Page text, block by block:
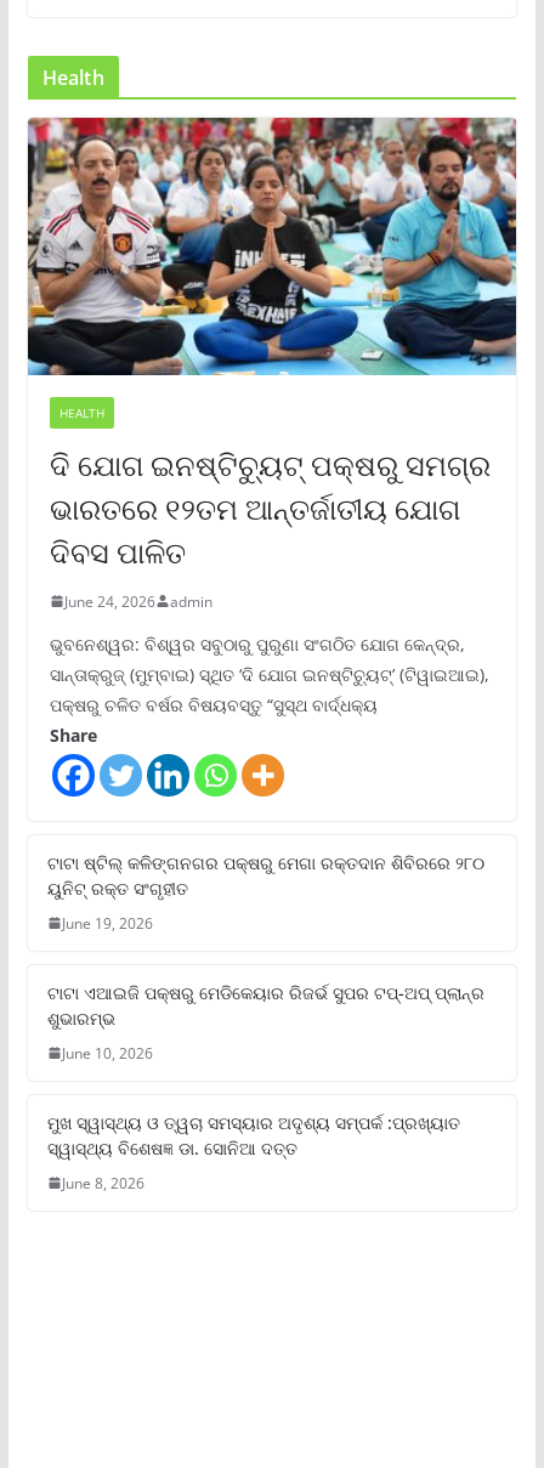
Health
HEALTH
ଦି ଯୋଗ ଇନଷ୍ଟିଚ୍ୟୁଟ୍ ପକ୍ଷରୁ ସମଗ୍ର
ଭାରତରେ ୧୨ତମ ଆନ୍ତର୍ଜାତୀୟ ଯୋଗ
ଦିବସ ପାଳିତ
June 24, 2026 admin
ଭୁବନେଶ୍ୱର: ବିଶ୍ୱର ସବୁଠାରୁ ପୁରୁଣା ସଂଗଠିତ ଯୋଗ କେନ୍ଦ୍ର,
ସାନ୍ତାକ୍ରୁଜ୍ (ମୁମ୍ବାଇ) ସ୍ଥିତ ‘ଦି ଯୋଗ ଇନଷ୍ଟିଚ୍ୟୁଟ୍‌’ (ଟିୱାଇଆଇ),
ପକ୍ଷରୁ ଚଳିତ ବର୍ଷର ବିଷୟବସ୍ତୁ “ସୁସ୍ଥ ବାର୍ଦ୍ଧକ୍ୟ
Share
ଟାଟା ଷ୍ଟିଲ୍‌ କଳିଙ୍ଗନଗର ପକ୍ଷରୁ ମେଗା ରକ୍ତଦାନ ଶିବିରରେ ୨୮୦
ୟୁନିଟ୍‌ ରକ୍ତ ସଂଗୃହୀତ
June 19, 2026
ଟାଟା ଏଆଇଜି ପକ୍ଷରୁ ମେଡିକେୟାର ରିଜର୍ଭ ସୁପର ଟପ୍‌-ଅପ୍ ପ୍ଲାନ୍‌ର
ଶୁଭାରମ୍ଭ
June 10, 2026
ମୁଖ ସ୍ୱାସ୍ଥ୍ୟ ଓ ତ୍ୱଚା ସମସ୍ୟାର ଅଦୃଶ୍ୟ ସମ୍ପର୍କ :ପ୍ରଖ୍ୟାତ
ସ୍ୱାସ୍ଥ୍ୟ ବିଶେଷଜ୍ଞ ଡା. ସୋନିଆ ଦତ୍ତ
June 8, 2026